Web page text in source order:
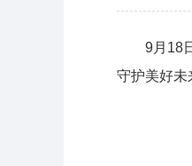
9月18
守护美好未